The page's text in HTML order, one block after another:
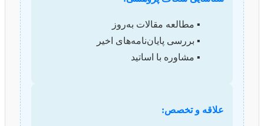
▪️ مطالعه مقالات به‌روز
▪️ بررسی پایان‌نامه‌های اخیر
▪️ مشاوره با اساتید
علاقه و تخصص: